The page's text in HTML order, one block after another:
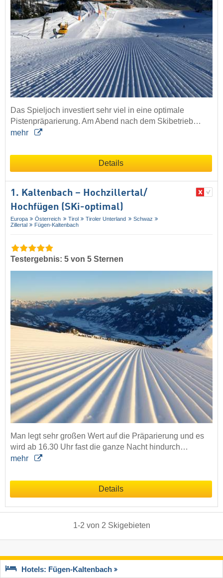
Das Spieljoch investiert sehr viel in eine optimale
Pistenpräparierung. Am Abend nach dem Skibetrieb…
mehr
Details
1. Kaltenbach – Hochzillertal/​
Hochfügen (SKi-optimal)
Europa Österreich Tirol Tiroler Unterland
Schwaz
Zillertal
Fügen-Kaltenbach
Testergebnis: 5 von 5 Sternen
Man legt sehr großen Wert auf die Präparierung und es
wird ab 16.30 Uhr fast die ganze Nacht hindurch…
mehr
Details
1-2 von 2 Skigebieten
Hotels: Fügen-Kaltenbach